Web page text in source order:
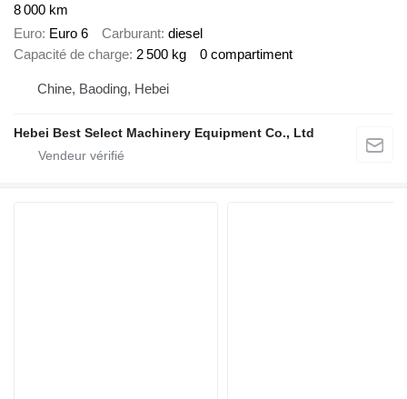
8 000 km
Euro Euro 6 Carburant diesel
Capacité de charge 2 500 kg 0 compartiment
Chine, Baoding, Hebei
Hebei Best Select Machinery Equipment Co., Ltd